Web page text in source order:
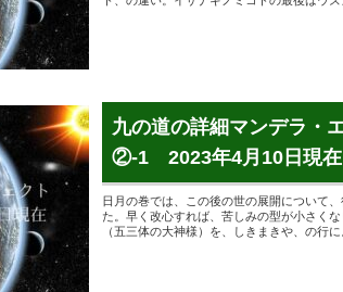
九の道の詳細マンデラ・
②-1 2023年4月10日現在
日月の巻では、この後の世の展開について
た。早く改心すれば、苦しみの型が小さく
（五三体の大神様）を、しきまきや、の行